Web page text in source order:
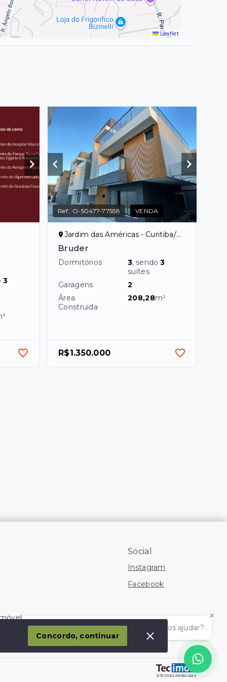
Leaflet
3
Ref.: O-50477-77558 VENDA
Jardim das Américas - Curitiba/PR
Bruder
Dormitórios 3, sendo3
suítes
Garagens
2
Área
Construida
208,28m²
R$1.350.000
Olá! somos da Linkmob, como podemos ajudar?
Social
Instagram
Facebook
SITE PARA IMOBILIARIA
Concordo, continuar